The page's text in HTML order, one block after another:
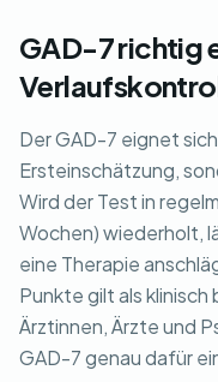
GAD-7 richtig
Der GAD-7 eignet
Ersteinschätzung,
Wird der Test in
Wochen) wiederholt,
eine Therapie
Punkte gilt als
Ärztinnen, Ärzte und
GAD-7 genau dafür